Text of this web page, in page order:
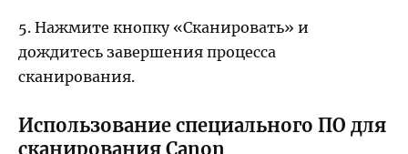
5. Нажмите кнопку «Сканировать» и
дождитесь завершения процесса
сканирования.
Использование специального ПО для
сканирования Canon